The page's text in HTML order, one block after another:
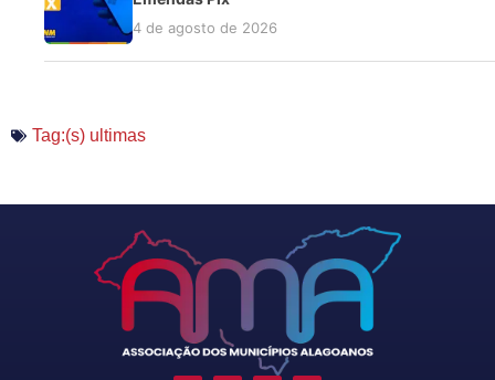
4 de agosto de 2026
Tag:(s) ultimas